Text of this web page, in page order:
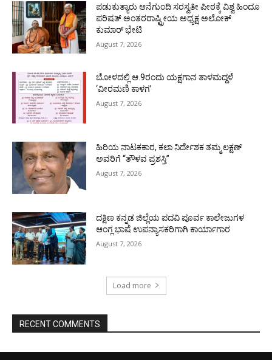
ಪಡುಕುತ್ಯಾರು ಆನೆಗುಂದಿ ಸರಸ್ವತೀ ಪೀಠಕ್ಕೆ ವಿಶ್ವ ಹಿಂದೂ
ಪರಿಷತ್ ಅಂತರರಾಷ್ಟ್ರೀಯ ಅಧ್ಯಕ್ಷ ಅಲೋಕ್
ಕುಮಾರ್ ಭೇಟಿ
August 7, 2026
ಬೋಳದಲ್ಲಿ ಆ.9ರಂದು ಯಕ್ಷಗಾನ ತಾಳಮದ್ದಳೆ
‘ವೀರಮಣಿ ಕಾಳಗ’
August 7, 2026
ಹಿರಿಯ ನಾಟಕಕಾರ, ಕಲಾ ನಿರ್ದೇಶಕ ತಮ್ಮ ಲಕ್ಷಣ್
ಅವರಿಗೆ “ತೌಳವ ಪ್ರಶಸ್ತಿ”
August 7, 2026
ದಕ್ಷಿಣ ಕನ್ನಡ ಜಿಲ್ಲೆಯ ಪದವಿ ಪೂರ್ವ ಕಾಲೇಜುಗಳ
ಆಂಗ್ಲ ಭಾಷೆ ಉಪನ್ಯಾಸಕರಿಗಾಗಿ ಕಾರ್ಯಾಗಾರ
August 7, 2026
Load more
RECENT COMMENTS